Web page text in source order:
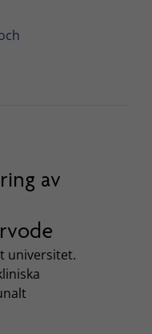
av
universitet.